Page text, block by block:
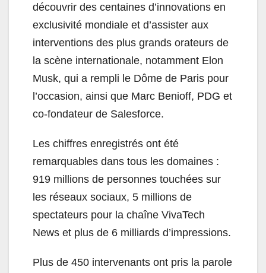
découvrir des centaines d’innovations en
exclusivité mondiale et d’assister aux
interventions des plus grands orateurs de
la scène internationale, notamment Elon
Musk, qui a rempli le Dôme de Paris pour
l’occasion, ainsi que Marc Benioff, PDG et
co-fondateur de Salesforce.
Les chiffres enregistrés ont été
remarquables dans tous les domaines :
919 millions de personnes touchées sur
les réseaux sociaux, 5 millions de
spectateurs pour la chaîne VivaTech
News et plus de 6 milliards d’impressions.
Plus de 450 intervenants ont pris la parole